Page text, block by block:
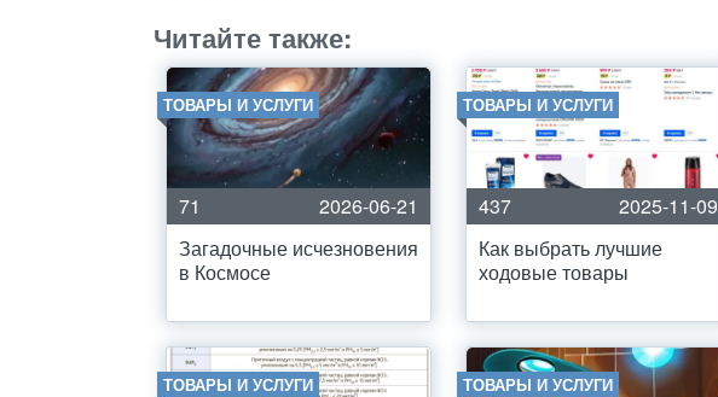
Читайте также:
ТОВАРЫ И УСЛУГИ
71
2026-06-21
Загадочные исчезновения
в Космосе
ТОВАРЫ И УСЛУГИ
437
2025-11-09
Как выбрать лучшие
ходовые товары
ТОВАРЫ И УСЛУГИ ТОВАРЫ И УСЛУГИ